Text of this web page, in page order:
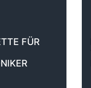
FÜR